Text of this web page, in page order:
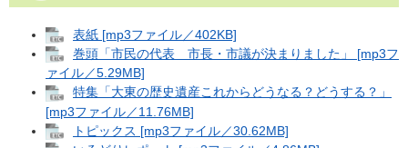
表紙 [mp3ファイル／402KB]
巻頭「市民の代表 市長・市議が決まりました」 [mp3フ
ァイル／5.29MB]
特集「大東の歴史遺産これからどうなる？どうする？」
[mp3ファイル／11.76MB]
トピックス [mp3ファイル／30.62MB]